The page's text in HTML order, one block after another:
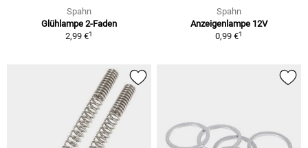
Spahn
Glühlampe 2-Faden
2,99 €1
Spahn
Anzeigenlampe 12V
0,99 €1